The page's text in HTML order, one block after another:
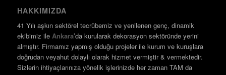
HAKKIMIZDA
41 Yılı aşkın sektörel tecrübemiz ve yenilenen genç, dinamik
ekibimiz ile Ankara’da kurularak dekorasyon sektöründe yerini
almıştır. Firmamız yapmış olduğu projeler ile kurum ve kuruşlara
doğrudan veyahut dolaylı olarak hizmet vermiştir & vermektedir.
Sizlerin ihtiyaçlarınıza yönelik işlerinizde her zaman TAM da